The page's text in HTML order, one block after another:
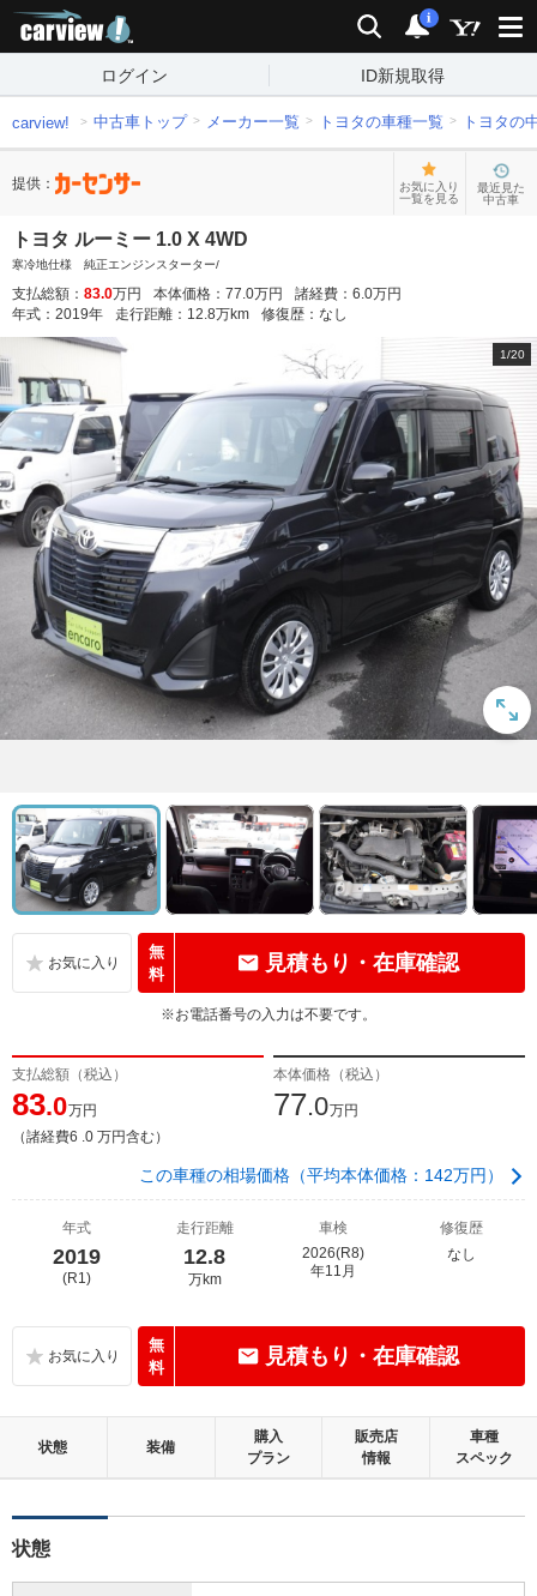
検索 通知
i
ログイン ID新規取得
carview! 中古車トップ メーカー一覧 トヨタの車種一覧 トヨタの
提供：
お気に入り
一覧を見る
最近見た
中古車
トヨタ ルーミー 1.0 X 4WD
寒冷地仕様 純正エンジンスターター/
支払総額： 83.0万円 本体価格： 77.0万円 諸経費： 6.0万円
年式： 2019年 走行距離： 12.8万km 修復歴： なし
1/20
無
料
見積もり・在庫確認
※お電話番号の入力は不要です。
支払総額（税込）
83.0万円
（諸経費6 .0 万円含む）
本体価格（税込）
77.0万円
この車種の相場価格（平均本体価格：142万円）
年式
2019
(R1)
走行距離
12.8
万km
車検
2026(R8)
年11月
修復歴
なし
無
料
見積もり・在庫確認
状態 装備
購入
プラン
販売店
情報
車種
スペック
状態